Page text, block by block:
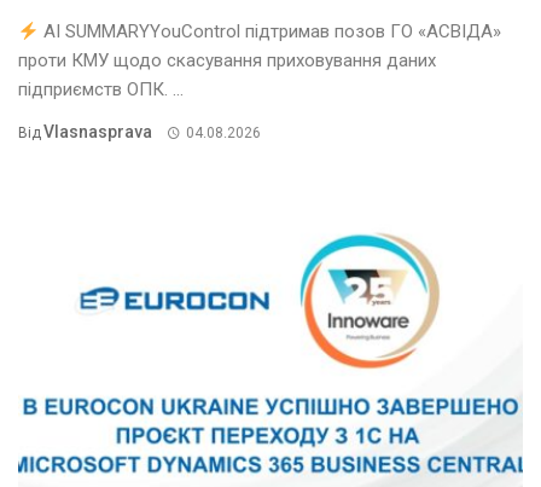
AI SUMMARYYouControl підтримав позов ГО «АСВІДА»
проти КМУ щодо скасування приховування даних
підприємств ОПК. ...
ВідVlasnasprava 04.08.2026